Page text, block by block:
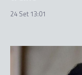
24 Set 13:01